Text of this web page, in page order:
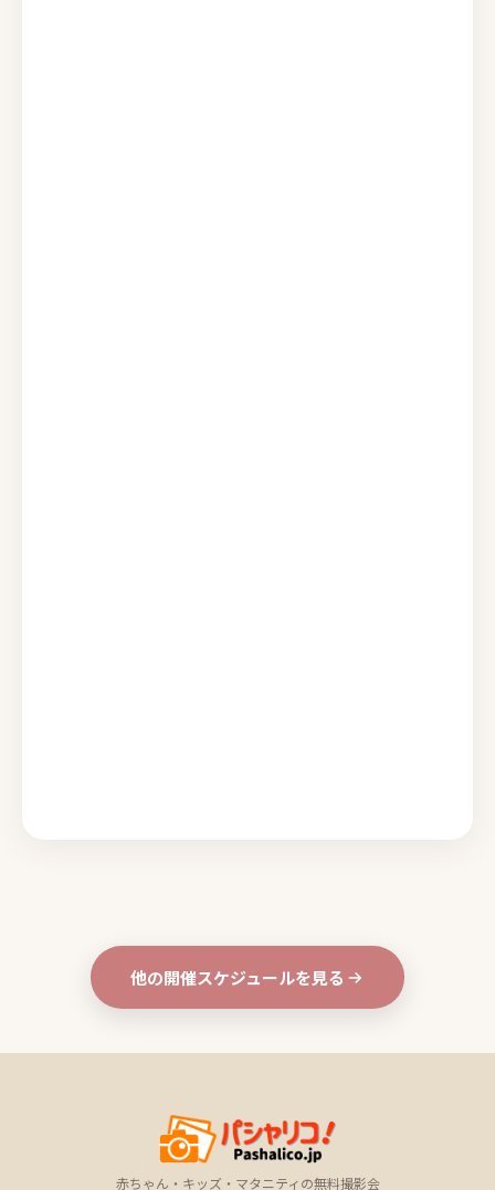
他の開催スケジュールを見る
赤ちゃん・キッズ・マタニティの無料撮影会